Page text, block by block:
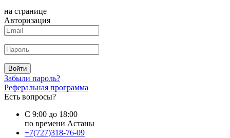
на странице
Авторизация
Войти
Забыли пароль?
Реферальная программа
Есть вопросы?
С 9:00 до 18:00
по времени Астаны
+7(727)318-76-09